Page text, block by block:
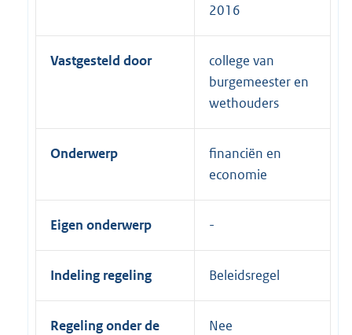
2016
Vastgesteld door
college van
burgemeester en
wethouders
Onderwerp
financiën en
economie
Eigen onderwerp
Indeling regeling Beleidsregel
Regeling onder de
Nee